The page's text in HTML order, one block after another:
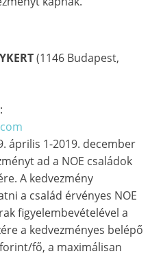
(1146 Budapest,
április 1-2019. december
ad a NOE családok
A kedvezmény
a család érvényes NOE
figyelembevételével a
a kedvezményes belépő
fő, a maximálisan